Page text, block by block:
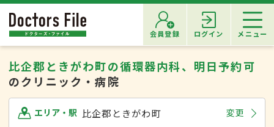
会員登録 ログイン メニュー
比企郡ときがわ町の循環器内科、明日予約可
のクリニック・病院
エリア・駅 比企郡ときがわ町 変更